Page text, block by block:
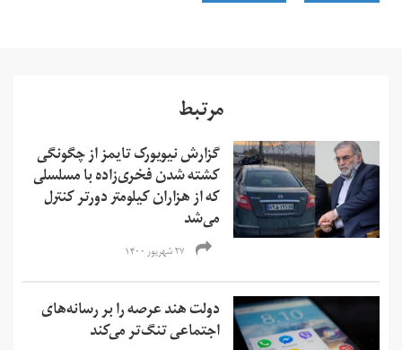
مرتبط
گزارش نیویورک تایمز از چگونگی
کشته شدن فخری‌زاده با مسلسلی
که از هزاران کیلومتر دورتر کنترل
می‌شد
۲۷ شهریور ۱۴۰۰
دولت هند عرصه را بر رسانه‌های
اجتماعی تنگ‌تر می‌کند